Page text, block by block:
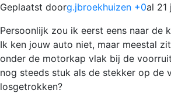
Geplaatst doorg.jbroekhuizen +0al 21
Persoonlijk zou ik eerst eens naar de
Ik ken jouw auto niet, maar meestal
onder de motorkap vlak bij de
nog steeds stuk als de stekker op de
losgetrokken?